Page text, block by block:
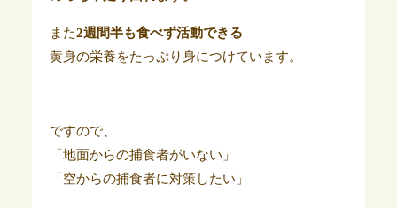
また2週間半も食べず活動できる
黄身の栄養をたっぷり身につけています。
ですので、
「地面からの捕食者がいない」
「空からの捕食者に対策したい」